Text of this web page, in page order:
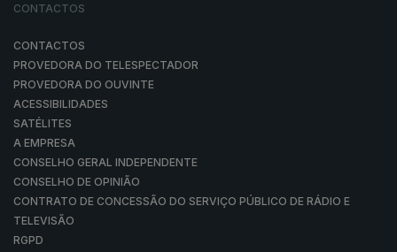
CONTACTOS
CONTACTOS
PROVEDORA DO TELESPECTADOR
PROVEDORA DO OUVINTE
ACESSIBILIDADES
SATÉLITES
A EMPRESA
CONSELHO GERAL INDEPENDENTE
CONSELHO DE OPINIÃO
CONTRATO DE CONCESSÃO DO SERVIÇO PÚBLICO DE RÁDIO E
TELEVISÃO
RGPD